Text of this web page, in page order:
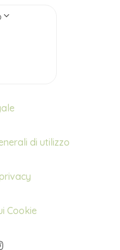
di utilizzo
Cookie